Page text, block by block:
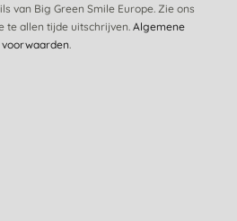
van Big Green Smile Europe. Zie ons
te allen tijde uitschrijven. Algemene
voorwaarden.